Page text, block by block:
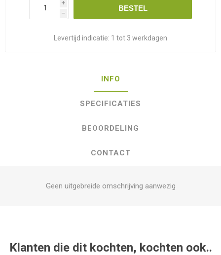
i
h
BESTEL
Levertijd indicatie: 1 tot 3 werkdagen
INFO
SPECIFICATIES
BEOORDELING
CONTACT
Geen uitgebreide omschrijving aanwezig
Klanten die dit kochten, kochten ook..